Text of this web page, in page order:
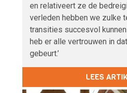
en relativeert ze de
verleden hebben we zulke
transities succesvol
heb er alle vertrouwen in
gebeurt.’
LEES